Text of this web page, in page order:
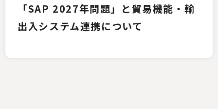
「SAP 2027年問題」と貿易機能・輸
出入システム連携について